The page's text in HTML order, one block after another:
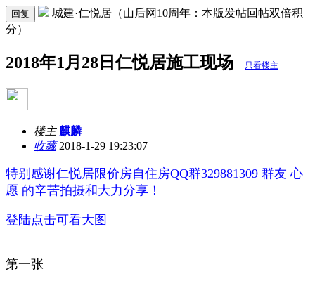
回复
城建·仁悦居（山后网10周年：本版发帖回帖双倍积
分）
2018年1月28日仁悦居施工现场 只看楼主
楼主 麒麟
收藏2018-1-29 19:23:07
特别感谢仁悦居限价房自住房QQ群329881309 群友心
愿 的辛苦拍摄和大力分享！
登陆点击可看大图
第一张